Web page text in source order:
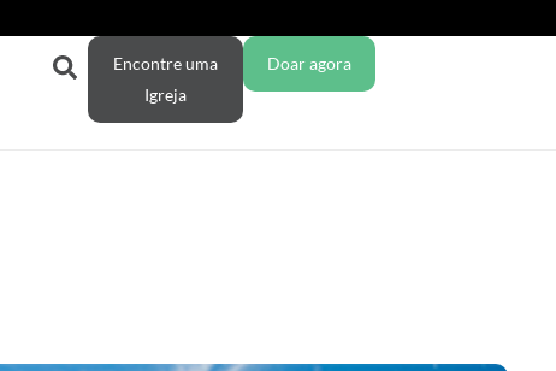
Encontre uma
Igreja
Doar agora